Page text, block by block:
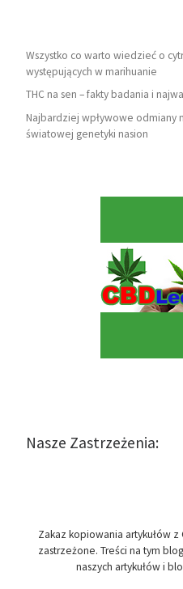
Wszystko co warto wiedzieć o
występujących w marihuanie
THC na sen – fakty badania i
Najbardziej wpływowe odmiany
światowej genetyki nasion
Nasze Zastrzeżenia:
Zakaz kopiowania artykułów
zastrzeżone. Treści na tym
naszych artykułów i